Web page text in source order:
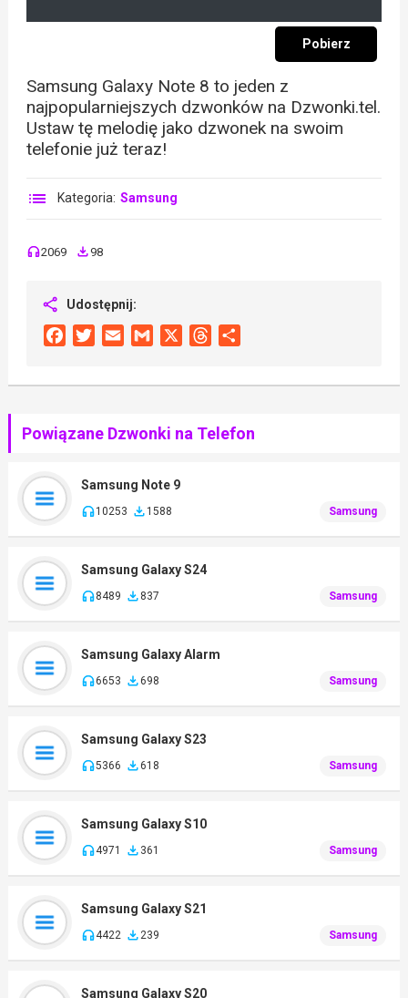
Pobierz
Samsung Galaxy Note 8 to jeden z
najpopularniejszych dzwonków na Dzwonki.tel.
Ustaw tę melodię jako dzwonek na swoim
telefonie już teraz!
Kategoria: Samsung
2069 98
Udostępnij:
FacebookTwitterEmail Gmail Threads
Powiązane Dzwonki na Telefon
Samsung Note 9
10253 1588 Samsung
Samsung Galaxy S24
8489 837 Samsung
Samsung Galaxy Alarm
6653 698 Samsung
Samsung Galaxy S23
5366 618 Samsung
Samsung Galaxy S10
4971 361 Samsung
Samsung Galaxy S21
4422 239 Samsung
Samsung Galaxy S20